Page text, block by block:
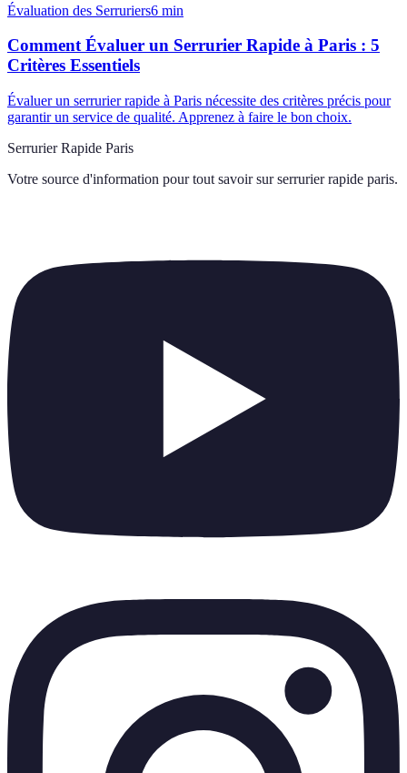
Évaluation des Serruriers6 min
Comment Évaluer un Serrurier Rapide à Paris : 5
Critères Essentiels
Évaluer un serrurier rapide à Paris nécessite des critères précis pour
garantir un service de qualité. Apprenez à faire le bon choix.
Serrurier Rapide Paris
Votre source d'information pour tout savoir sur serrurier rapide paris.